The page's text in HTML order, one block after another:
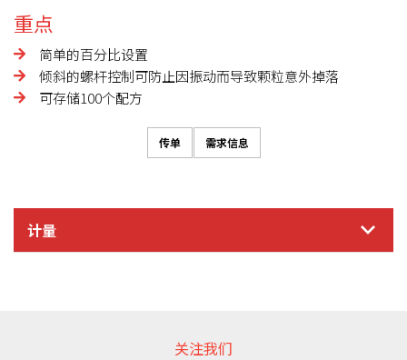
重点
简单的百分比设置
倾斜的螺杆控制可防止因振动而导致颗粒意外掉落
可存储100个配方
传单 需求信息
计量
关注我们